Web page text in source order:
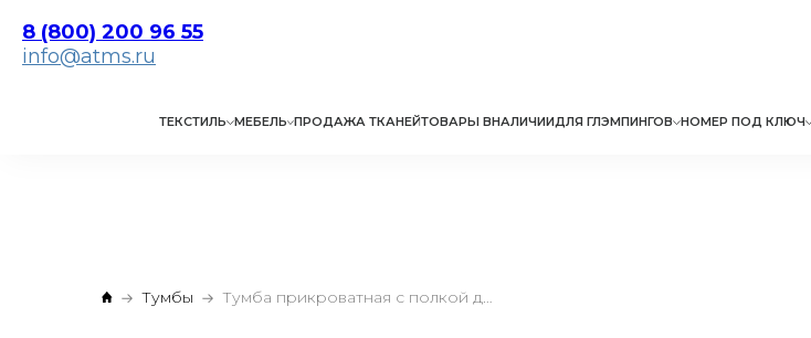
8 (800) 200 96 55
info@atms.ru
ТЕКСТИЛЬ МЕБЕЛЬ ПРОДАЖА ТКАНЕЙТОВАРЫ ВНАЛИЧИИДЛЯ ГЛЭМПИНГОВ НОМЕР ПОД КЛЮЧ
Тумбы Тумба прикроватная с полкой для гостиниц